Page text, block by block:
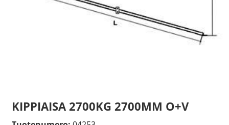
KIPPIAISA 2700KG 2700MM O+V